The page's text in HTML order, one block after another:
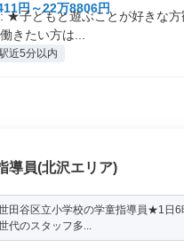
円～22万8806円
★子どもと遊ぶことが好きな
きたい方は...
近5分以内
導員(北沢エリア)
世田谷区立小学校の学童指導員★1日
代のスタッフ多...